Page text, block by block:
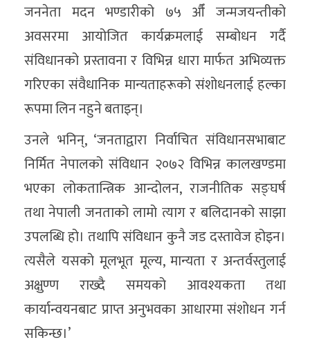
जननेता मदन भण्डारीको ७५ औँ जन्मजयन्तीको
अवसरमा आयोजित कार्यक्रमलाई सम्बोधन गर्दै
संविधानको प्रस्तावना र विभिन्न धारा मार्फत अभिव्यक्त
गरिएका संवैधानिक मान्यताहरूको संशोधनलाई हल्का
रूपमा लिन नहुने बताइन्।
उनले भनिन्, ‘जनताद्वारा निर्वाचित संविधानसभाबाट
निर्मित नेपालको संविधान २०७२ विभिन्न कालखण्डमा
भएका लोकतान्त्रिक आन्दोलन, राजनीतिक सङ्घर्ष
तथा नेपाली जनताको लामो त्याग र बलिदानको साझा
उपलब्धि हो। तथापि संविधान कुनै जड दस्तावेज होइन।
त्यसैले यसको मूलभूत मूल्य, मान्यता र अन्तर्वस्तुलाई
अक्षुण्ण राख्दै समयको आवश्यकता तथा
कार्यान्वयनबाट प्राप्त अनुभवका आधारमा संशोधन गर्न
सकिन्छ।’